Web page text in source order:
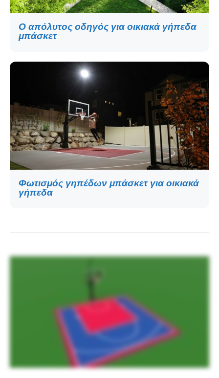
Ο απόλυτος οδηγός για οικιακά γήπεδα
μπάσκετ
Φωτισμός γηπέδων μπάσκετ για οικιακά
γήπεδα